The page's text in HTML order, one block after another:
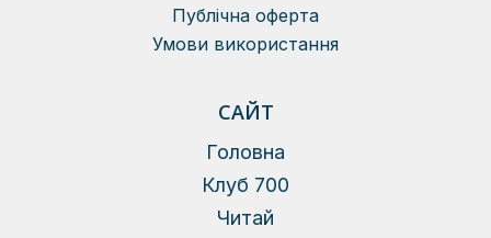
Публічна оферта
Умови використання
САЙТ
Головна
Клуб 700
Читай